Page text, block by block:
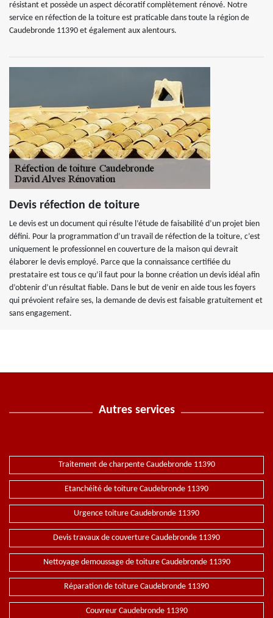
résistant et possède un aspect décoratif complètement rénové. Notre
service en réfection de la toiture est praticable dans toute la région de
Caudebronde 11390 et également aux alentours.
Devis réfection de toiture
Le devis est un document qui résulte l’étude de faisabilité d’un projet bien
défini. Pour la programmation d’un travail de réfection de la toiture, c’est
uniquement le professionnel en couverture de la maison qui devrait
élaborer le devis employé. Parce que la connaissance certifiée du
prestataire est tous ce qu’il faut pour la bonne création un devis idéal afin
d’obtenir d’un résultat fiable. Dans le but de venir en aide tous les foyers
qui prévoient refaire ses, la demande de devis est faisable gratuitement et
sans engagement.
Autres services
Traitement de charpente Caudebronde 11390
Etanchéité de toiture Caudebronde 11390
Urgence toiture Caudebronde 11390
Devis travaux de couverture Caudebronde 11390
Nettoyage demoussage de toiture Caudebronde 11390
Réparation de toiture Caudebronde 11390
Couvreur Caudebronde 11390